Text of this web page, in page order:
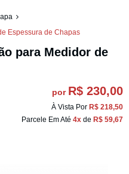
Espessura de Chapas
para Medidor de
por R$ 230,00
À Vista Por R$ 218,50
Parcele Em Até 4x de R$ 59,67